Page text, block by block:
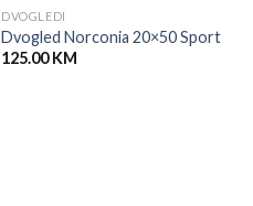
DVOGLEDI
Dvogled Norconia 20×50 Sport
125.00KM